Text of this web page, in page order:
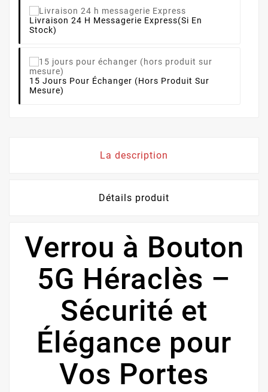
Livraison 24 H Messagerie Express(si En
Stock)
15 Jours Pour Échanger (hors Produit Sur
Mesure)
La description
Détails produit
Verrou à Bouton
5G Héraclès –
Sécurité et
Élégance pour
Vos Portes